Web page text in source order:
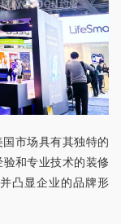
市场具有其独特的
和专业技术的装修
凸显企业的品牌形